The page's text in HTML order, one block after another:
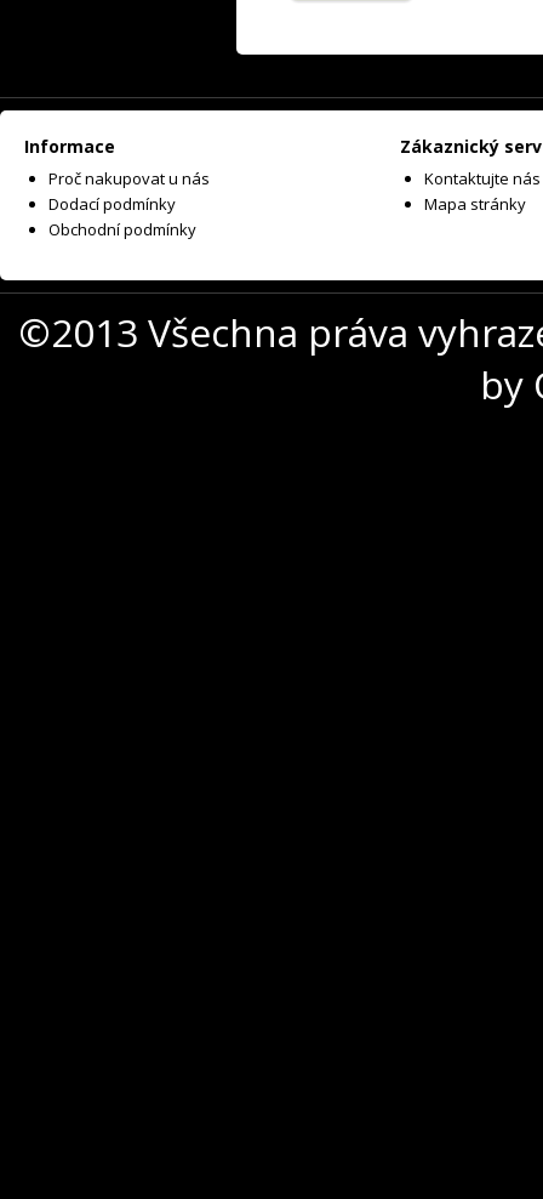
Informace
Proč nakupovat u nás
Dodací podmínky
Obchodní podmínky
Zákaznický
Kontaktujte nás
Mapa stránky
©2013 Všechna práva
by